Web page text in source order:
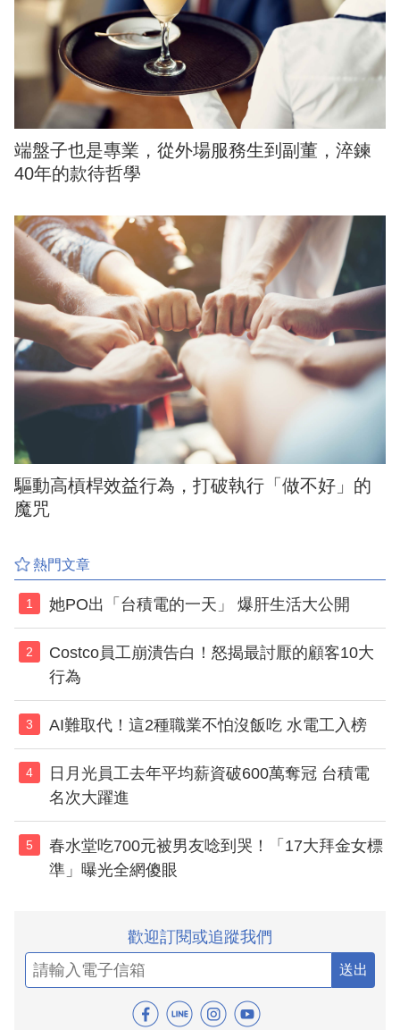
端盤子也是專業，從外場服務生到副董，淬鍊
40年的款待哲學
驅動高槓桿效益行為，打破執行「做不好」的
魔咒
熱門文章
1 她PO出「台積電的一天」 爆肝生活大公開
2
Costco員工崩潰告白！怒揭最討厭的顧客10大
行為
3 AI難取代！這2種職業不怕沒飯吃 水電工入榜
4
日月光員工去年平均薪資破600萬奪冠 台積電
名次大躍進
5
春水堂吃700元被男友唸到哭！「17大拜金女標
準」曝光全網傻眼
歡迎訂閱或追蹤我們
送出